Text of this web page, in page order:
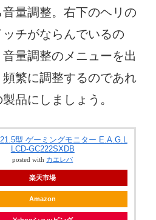
量調整。右下のヘリの
チがならんでいるの
量調整のメニューを出
繁に調整するのであれ
品にしましょう。
型 ゲーミングモニター E.A.G.L
LCD-GC222SXDB
posted with カエレバ
楽天市場
Amazon